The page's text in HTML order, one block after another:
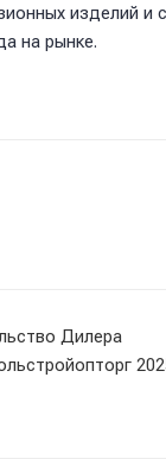
изделий
на рынке.
Дилера